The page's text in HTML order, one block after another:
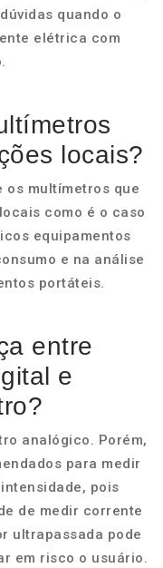
quando o
elétrica com
locais?
os multímetros que
como é o caso
equipamentos
e na análise
portáteis.
entre
e
analógico. Porém,
para medir
pois
de medir corrente
ultrapassada pode
em risco o usuário.